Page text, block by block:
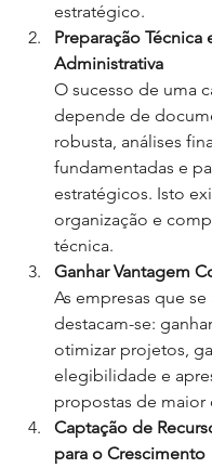
estratégico.
Preparação Técnica
Administrativa
O sucesso de uma
depende de
robusta, análises
fundamentadas e
estratégicos. Isto
organização e
técnica.
Ganhar Vantagem
As empresas que
destacam-se:
otimizar projetos,
elegibilidade e
propostas de maior
Captação de
para o Crescimento